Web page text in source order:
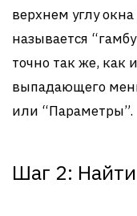
верхнем углу
называется
точно так же,
выпадающего
или “Параметры”.
Шаг 2: